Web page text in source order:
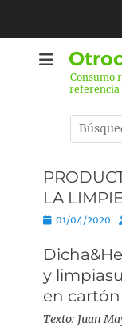
Consumo
referencia
Buscar
por:
LA
P
b
i
c
a
01/04/2020
t
r
y
en
Texto: Juan